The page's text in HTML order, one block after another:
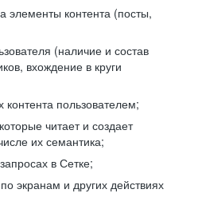
элементы контента (посты,
(наличие и состав
вхождение в круги
пользователем;
читает и создает
их семантика;
в Сетке;
экранам и других действиях